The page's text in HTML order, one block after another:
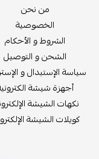
من نحن
الخصوصية
الشروط و الأحكام
الشحن و التوصيل
الإستبدال و الإسترجاع
أجهزة شيشة الكترونية
الشيشة الإلكترونية
الشيشة الإلكترونية